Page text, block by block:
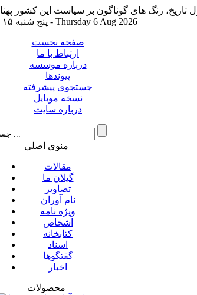
پنج شنبه ۱۵ مرداد ۱۴۰۵ - Thursday 6 Aug 2026
صفحه نخست
ارتباط با ما
درباره موسسه
پیوندها
جستجوی پیشرفته
نسخه موبایل
درباره سایت
منوی اصلی
مقالات
گیلان ما
تصاویر
نام آوران
ویژه نامه
اشخاص
کتابخانه
اسناد
گفتگوها
اخبار
محصولات